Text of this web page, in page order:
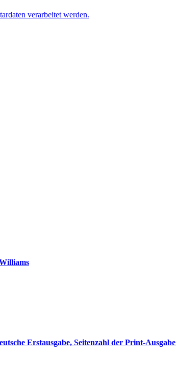
verarbeitet werden.
Ausgabe ‏ : ‎ 848 Seiten, ISBN-13 ‏ : ‎ 978-3764533694, Originaltitel ‏ : ‎ For